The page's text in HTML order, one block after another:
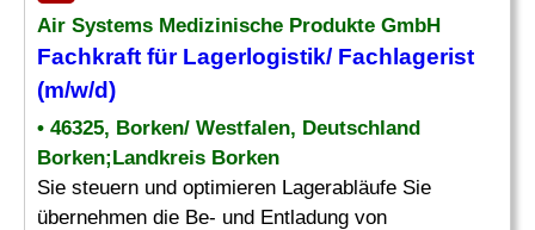
Air Systems Medizinische Produkte GmbH
Fachkraft für Lagerlogistik/ Fachlagerist
(m/w/d)
• 46325, Borken/ Westfalen, Deutschland
Borken;Landkreis Borken
Sie steuern und optimieren Lagerabläufe Sie
übernehmen die Be- und Entladung von